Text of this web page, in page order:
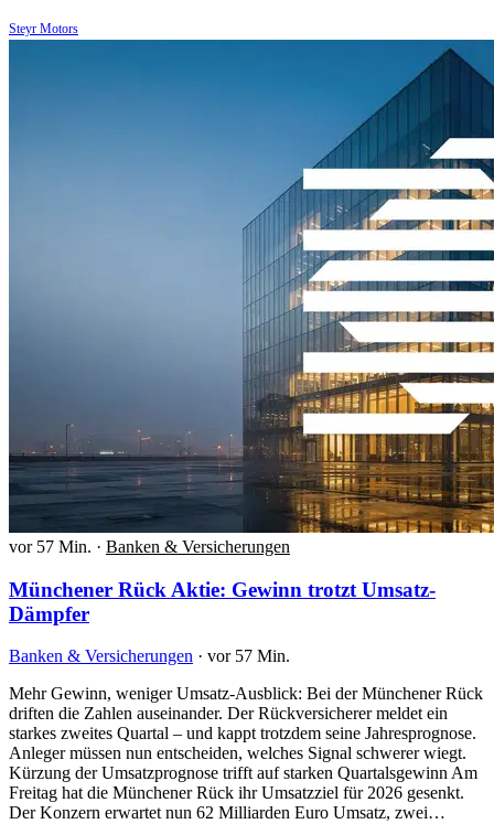
Steyr Motors
vor 57 Min. · Banken & Versicherungen
Münchener Rück Aktie: Gewinn trotzt Umsatz-
Dämpfer
Banken & Versicherungen · vor 57 Min.
Mehr Gewinn, weniger Umsatz-Ausblick: Bei der Münchener Rück
driften die Zahlen auseinander. Der Rückversicherer meldet ein
starkes zweites Quartal – und kappt trotzdem seine Jahresprognose.
Anleger müssen nun entscheiden, welches Signal schwerer wiegt.
Kürzung der Umsatzprognose trifft auf starken Quartalsgewinn Am
Freitag hat die Münchener Rück ihr Umsatzziel für 2026 gesenkt.
Der Konzern erwartet nun 62 Milliarden Euro Umsatz, zwei…